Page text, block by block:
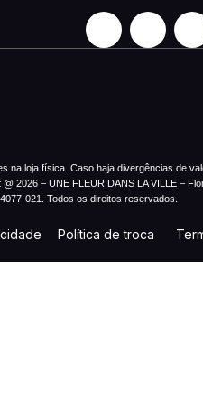
loja física. Caso haja divergências de
– UNE FLEUR DANS LA VILLE –
021. Todos os direitos reservados.
Política de troca